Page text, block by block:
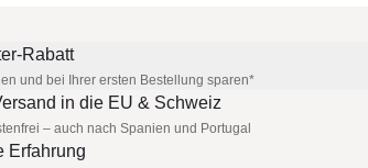
Rabatt
und bei Ihrer ersten Bestellung sparen*
in die EU & Schweiz
– auch nach Spanien und Portugal
Erfahrung